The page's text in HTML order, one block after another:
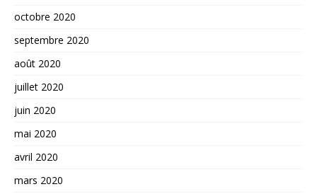
octobre 2020
septembre 2020
août 2020
juillet 2020
juin 2020
mai 2020
avril 2020
mars 2020